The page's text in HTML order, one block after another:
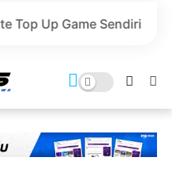
Sendiri Gratis Domain dan